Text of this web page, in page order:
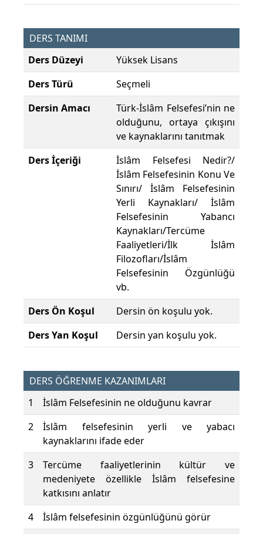
DERS TANIMI
Ders Düzeyi
Yüksek Lisans
Ders Türü
Seçmeli
Dersin Amacı
Türk-İslâm Felsefesi’nin ne
olduğunu, ortaya çıkışını
ve kaynaklarını tanıtmak
Ders İçeriği
İslâm Felsefesi Nedir?/
İslâm Felsefesinin Konu Ve
Sınırı/ İslâm Felsefesinin
Yerli Kaynakları/ İslâm
Felsefesinin Yabancı
Kaynakları/Tercüme
Faaliyetleri/İlk İslâm
Filozofları/İslâm
Felsefesinin Özgünlüğü
vb.
Ders Ön Koşul
Dersin ön koşulu yok.
Ders Yan Koşul
Dersin yan koşulu yok.
DERS ÖĞRENME KAZANIMLARI
1
İslâm Felsefesinin ne olduğunu kavrar
2
İslâm felsefesinin yerli ve yabacı
kaynaklarını ifade eder
3
Tercüme faaliyetlerinin kültür ve
medeniyete özellikle İslâm felsefesine
katkısını anlatır
4
İslâm felsefesinin özgünlüğünü görür